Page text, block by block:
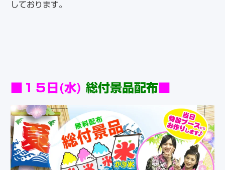
しております。
■１５日(水) 総付景品配布